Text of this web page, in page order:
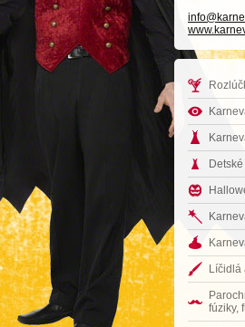
info
Líčidlá
fúziky,